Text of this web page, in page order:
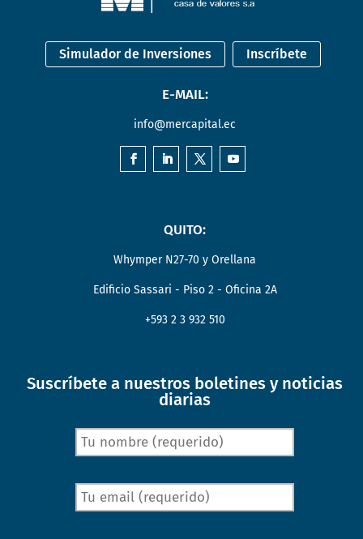
Simulador de Inversiones Inscríbete
E-MAIL:
info@mercapital.ec
QUITO:
Whymper N27-70 y Orellana
Edificio Sassari - Piso 2 - Oficina 2A
+593 2 3 932 510
Suscríbete a nuestros boletines y noticias
diarias